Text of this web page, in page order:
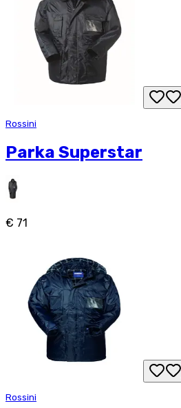
Rossini
Parka Superstar
€ 71
Rossini